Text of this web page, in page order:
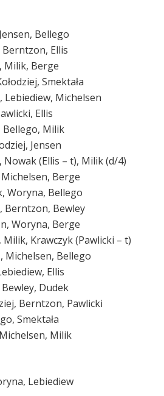
Bellego
Ellis
Milik, Berge
Smektała
Lebiediew, Michelsen
Ellis
Milik
Jensen
Nowak (Ellis – t), Milik (d/4)
Berge
Woryna, Bellego
Berntzon, Bewley
Woryna, Berge
Milik, Krawczyk (Pawlicki – t)
Michelsen, Bellego
Ellis
Dudek
Berntzon, Pawlicki
Smektała
Milik
Lebiediew